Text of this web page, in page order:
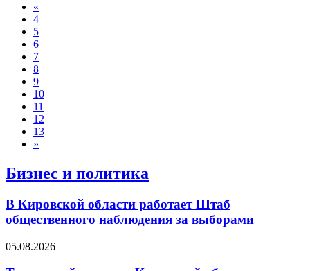
«
4
5
6
7
8
9
10
11
12
13
»
Бизнес и политика
В Кировской области работает Штаб
общественного наблюдения за выборами
05.08.2026